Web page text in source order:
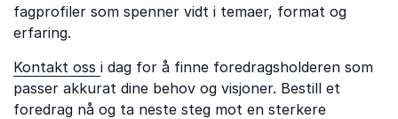
fagprofiler som spenner vidt i temaer, format og
erfaring.
Kontakt oss i dag for å finne foredragsholderen som
passer akkurat dine behov og visjoner. Bestill et
foredrag nå og ta neste steg mot en sterkere